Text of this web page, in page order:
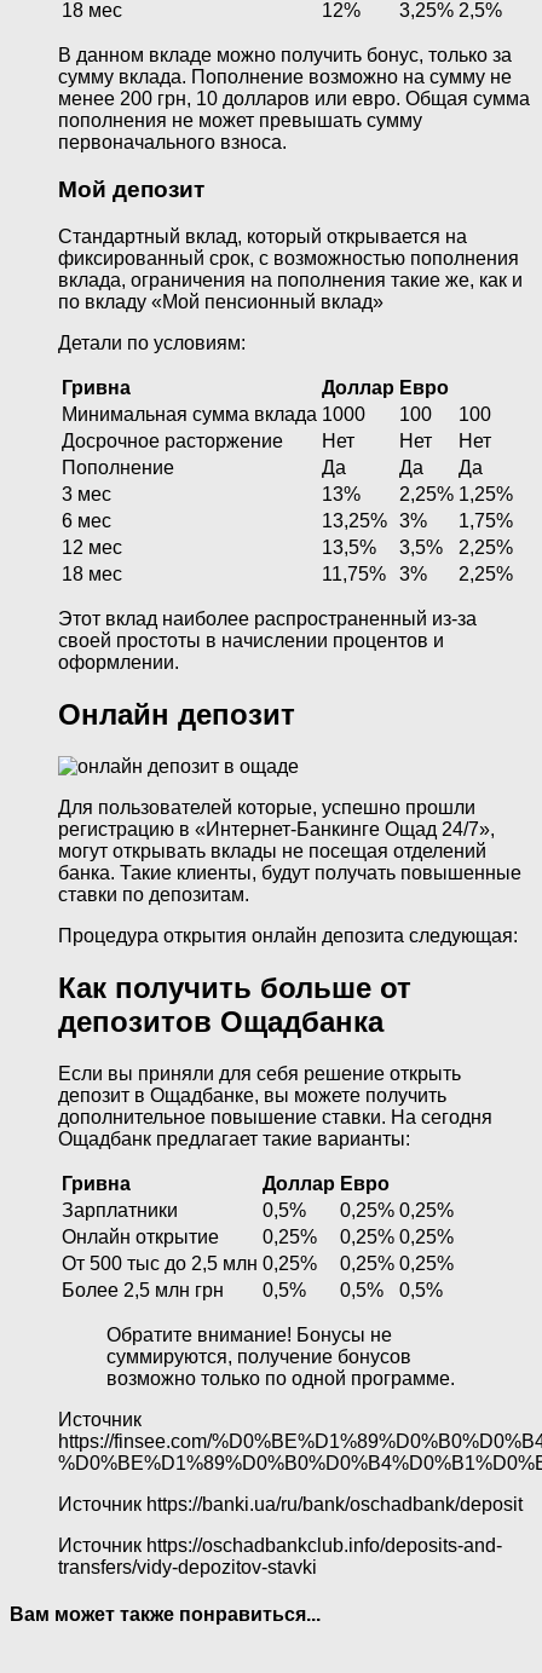
18 мес
12% 3,25% 2,5%
В данном вкладе можно получить бонус, только за
сумму вклада. Пополнение возможно на сумму не
менее 200 грн, 10 долларов или евро. Общая сумма
пополнения не может превышать сумму
первоначального взноса.
Мой депозит
Стандартный вклад, который открывается на
фиксированный срок, с возможностью пополнения
вклада, ограничения на пополнения такие же, как и
по вкладу «Мой пенсионный вклад»
Детали по условиям:
Гривна Доллар Евро
Минимальная сумма вклада 1000 100
100
Досрочное расторжение
Нет Нет
Нет
Пополнение
Да Да
Да
3 мес
13% 2,25% 1,25%
6 мес
13,25% 3%
1,75%
12 мес
13,5% 3,5%
2,25%
18 мес
11,75% 3% 2,25%
Этот вклад наиболее распространенный из-за
своей простоты в начислении процентов и
оформлении.
Онлайн депозит
Для пользователей которые, успешно прошли
регистрацию в «Интернет-Банкинге Ощад 24/7»,
могут открывать вклады не посещая отделений
банка. Такие клиенты, будут получать повышенные
ставки по депозитам.
Процедура открытия онлайн депозита следующая:
Как получить больше от
депозитов Ощадбанка
Если вы приняли для себя решение открыть
депозит в Ощадбанке, вы можете получить
дополнительное повышение ставки. На сегодня
Ощадбанк предлагает такие варианты:
Гривна Доллар Евро
Зарплатники
0,5% 0,25% 0,25%
Онлайн открытие
0,25% 0,25% 0,25%
От 500 тыс до 2,5 млн 0,25% 0,25% 0,25%
Более 2,5 млн грн
0,5% 0,5% 0,5%
Обратите внимание! Бонусы не
суммируются, получение бонусов
возможно только по одной программе.
Источник
https://finsee.com/
Источник https://banki.ua/ru/bank/oschadbank/deposit
Источник https://oschadbankclub.info/deposits-and-
transfers/vidy-depozitov-stavki
Вам может также понравиться...